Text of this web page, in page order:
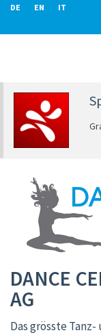
DE EN IT
DANCE
AG
Das grösste